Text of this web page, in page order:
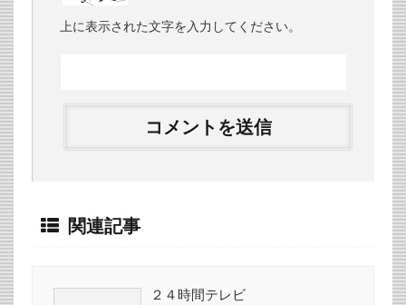
上に表示された文字を入力してください。
関連記事
２４時間テレビ